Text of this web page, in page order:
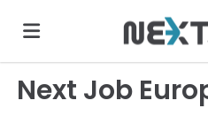
Accueil
Next Job